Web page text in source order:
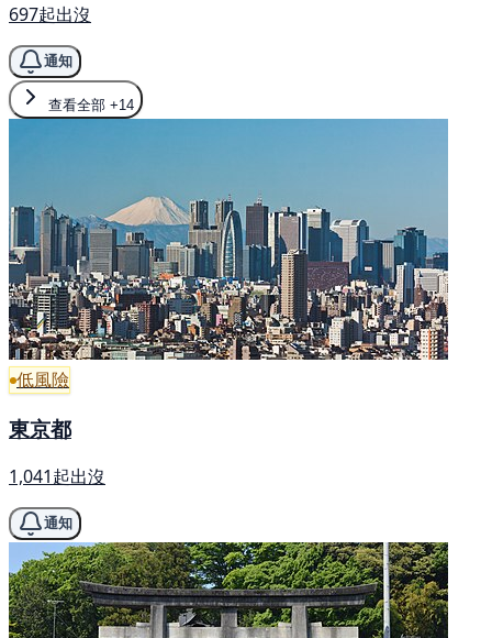
697起出沒
通知
查看全部 +14
低風險
東京都
1,041起出沒
通知